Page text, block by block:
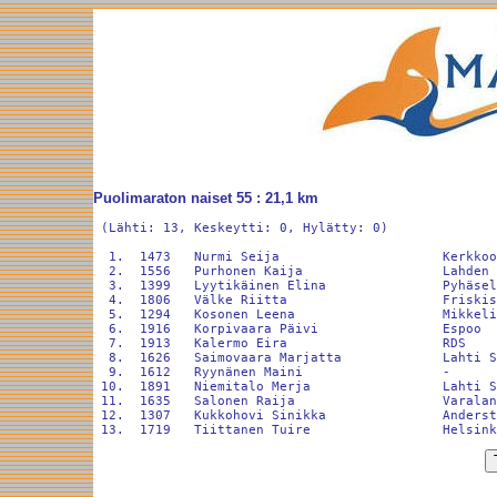
Puolimaraton naiset 55 : 21,1 km
(Lähti: 13, Keskeytti: 0, Hylätty: 0)
1.  1473   Nurmi Seija
2.  1556   Purhonen Kaija
3.  1399   Lyytikäinen Elina
4.  1806   Välke Riitta
5.  1294   Kosonen Leena
6.  1916   Korpivaara Päivi                Espoo
7.  1913   Kalermo Eira                    RDS
8.  1626   Saimovaara Marjatta             Lahti
9.  1612   Ryynänen Maini                  -
10.  1891   Niemitalo Merja                 Lahti
11.  1635   Salonen Raija
12.  1307   Kukkohovi Sinikka